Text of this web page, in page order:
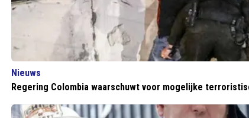
Nieuws
Regering Colombia waarschuwt voor mogelijke